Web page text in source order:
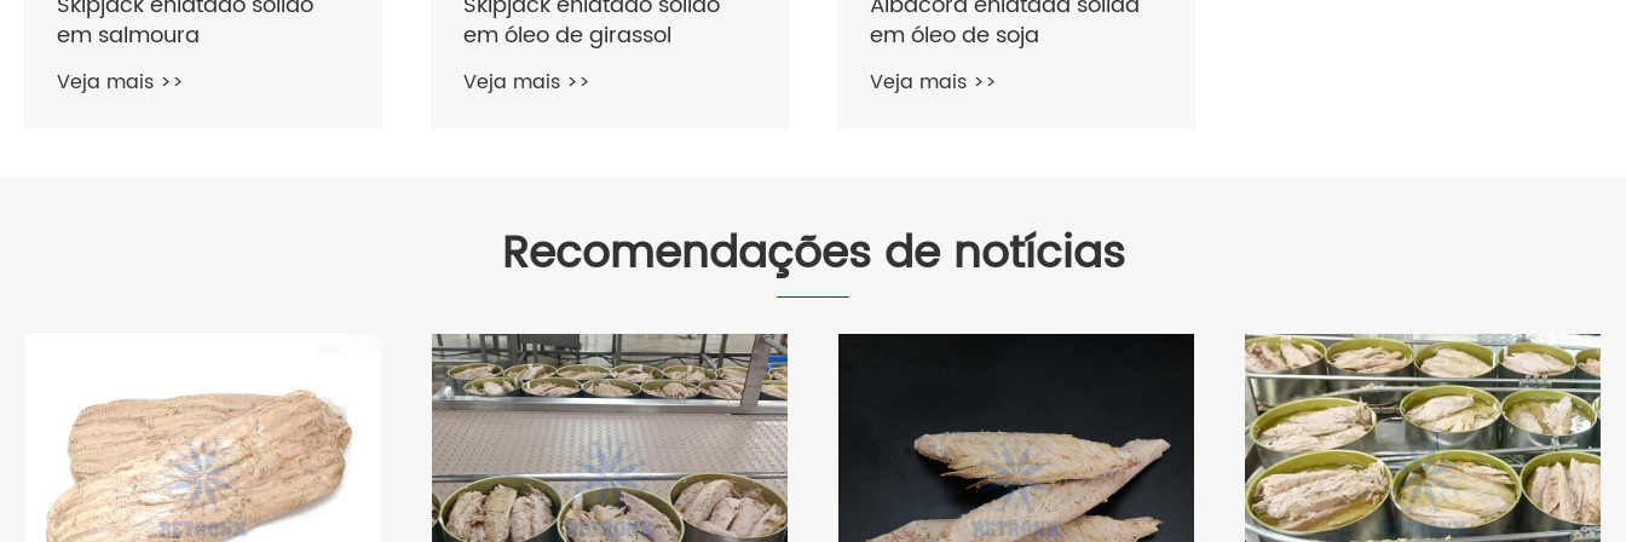
em salmoura
Veja mais >>
em óleo de girassol
Veja mais >>
em óleo de soja
Veja mais >>
Recomendações de notícias